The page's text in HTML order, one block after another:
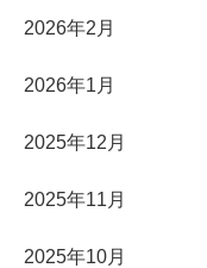
2026年2月
2026年1月
2025年12月
2025年11月
2025年10月